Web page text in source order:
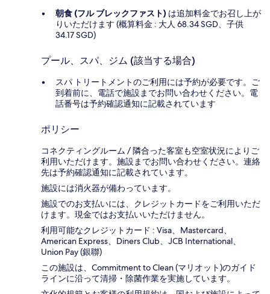
朝食 (フル ブレックファスト) は追加料金でお召し上が
りいただけます (概算料金 : 大人 68.34 SGD、子供
34.17 SGD)
プール、スパ、ジム (該当する場合)
スパ トリートメントのご利用には予約が必要です。ご
到着前に、電話で施設までお問い合わせください。電
話番号は予約確認通知に記載されています
ポリシー
コネクティングルーム / 隣合った客室も空室状況によりご
利用いただけます。施設までお問い合わせください。連絡
先は予約確認通知に記載されています。
施設には消火器が備わっています。
施設でのお支払いには、クレジットカードをご利用いただ
けます。現金ではお支払いいただけません。
利用可能なクレジットカード : Visa、Mastercard、
American Express、Diners Club、JCB International、
Union Pay (銀聯)
この施設は、Commitment to Clean (マリオット)のガイド
ラインに沿って清掃・除菌作業を実施しています。